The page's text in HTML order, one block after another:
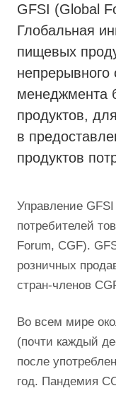
GFSI (Global
Глобальная
пищевых
непрерывного
менеджмента
продуктов,
в
продуктов
Управление
потребителей
Forum, CGF).
розничных
стран-членов
Во всем мире
(почти каждый
после
год. Пандемия